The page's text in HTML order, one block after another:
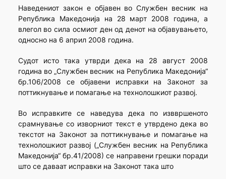
Наведениот закон е објавен во Службен весник на
Република Македонија на 28 март 2008 година, а
влегол во сила осмиот ден од денот на објавувањето,
односно на 6 април 2008 година.
Судот исто така утврди дека на 28 август 2008
година во „Службен весник на Република Македонија“
бр.106/2008 се објавени исправки на Законот за
поттикнување и помагање на технолошкиот развој.
Во исправките се наведува дека по изввршеното
срамнување со изворниот текст е утврдено дека во
текстот на Законот за поттикнување и помагање на
технолошкиот развој („Службен весник на Република
Македонија“ бр.41/2008) се направени грешки поради
што се даваат исправки на Законот така што